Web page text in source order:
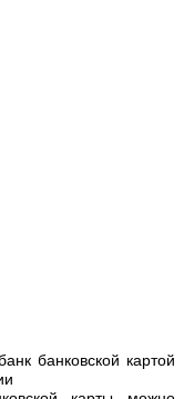
банковской картой